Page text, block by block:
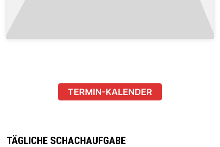
TERMIN-KALENDER
TÄGLICHE SCHACHAUFGABE